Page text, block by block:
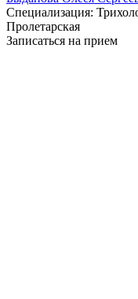
Специализация:
Пролетарская
Записаться на прием